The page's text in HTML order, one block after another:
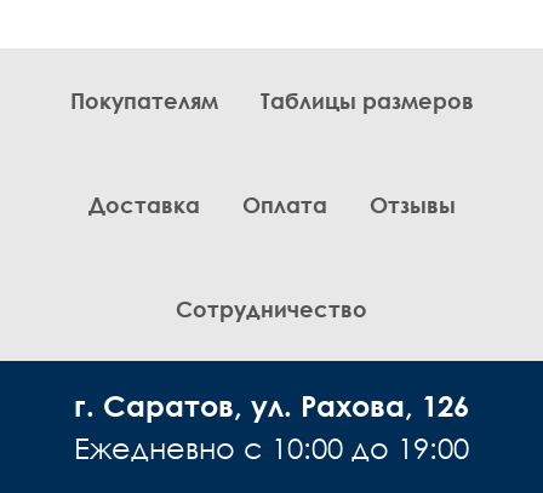
Покупателям Таблицы размеров
Доставка Оплата Отзывы
Сотрудничество
г. Саратов, ул. Рахова, 126
Ежедневно с 10:00 до 19:00